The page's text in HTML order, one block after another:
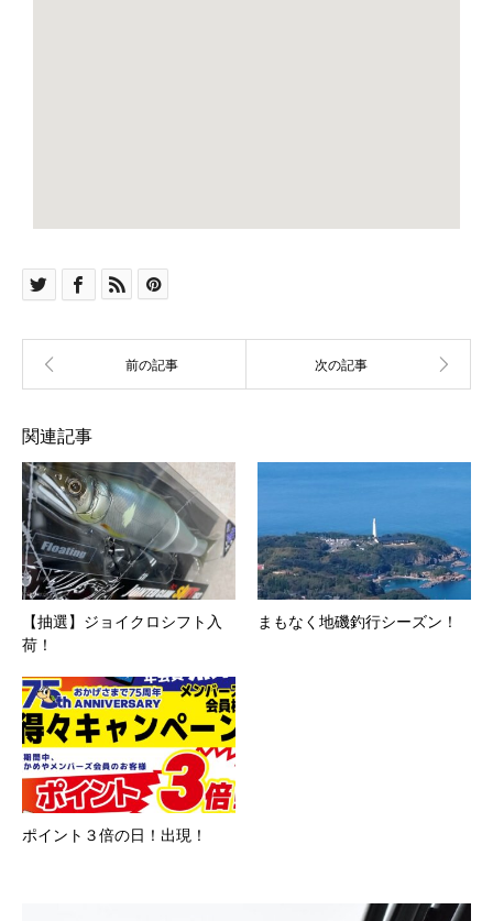
関連記事
【抽選】ジョイクロシフト入
荷！
まもなく地磯釣行シーズン！
ポイント３倍の日！出現！